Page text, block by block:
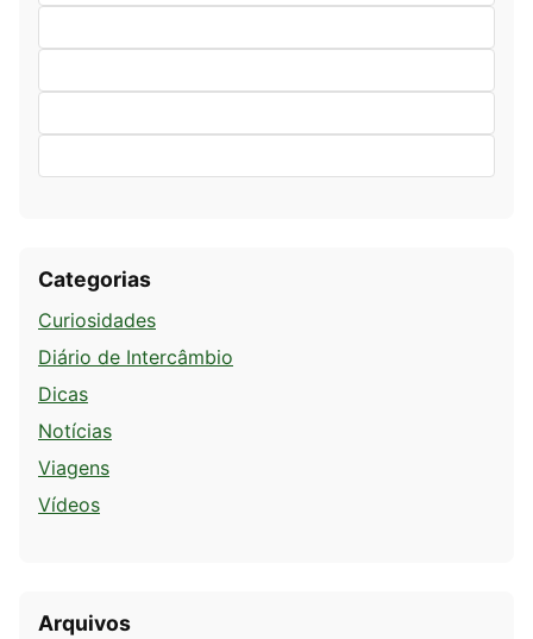
Categorias
Curiosidades
Diário de Intercâmbio
Dicas
Notícias
Viagens
Vídeos
Arquivos